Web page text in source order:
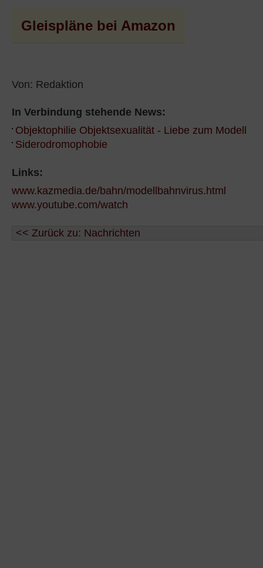
Gleispläne bei Amazon
Von: Redaktion
In Verbindung stehende News:
Objektophilie Objektsexualität - Liebe zum Modell
Siderodromophobie
Links:
www.kazmedia.de/bahn/modellbahnvirus.html
www.youtube.com/watch
<< Zurück zu: Nachrichten